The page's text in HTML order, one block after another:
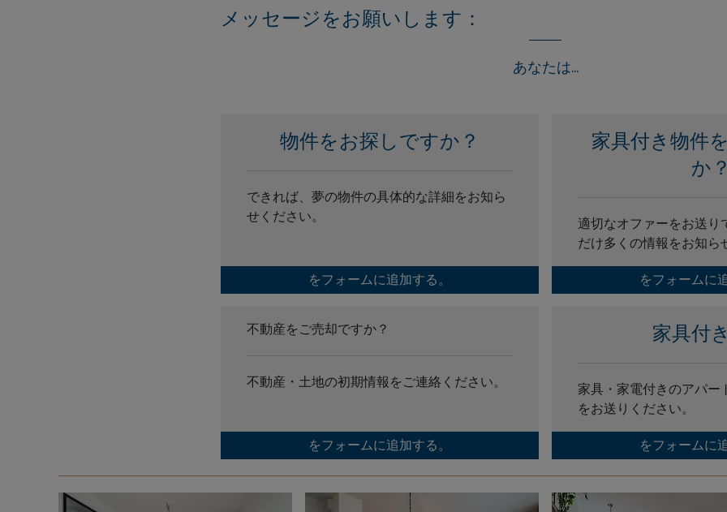
メッセージをお願いします：
あなたは...
物件をお探しですか？
できれば、夢の物件の具体的な詳細をお知ら
せください。
をフォームに追加する。
家具付き物件
か
適切なオファーをお送り
だけ多くの情報をお知ら
をフォームに
不動産をご売却ですか？
不動産・土地の初期情報をご連絡ください。
をフォームに追加する。
家具付
家具・家電付きのアパー
をお送りください。
をフォームに